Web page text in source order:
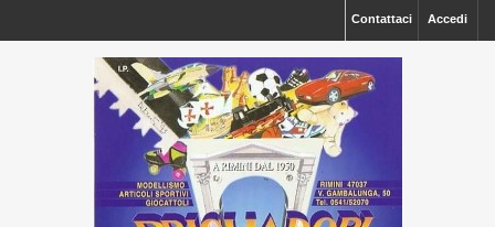
Accedi
Contattaci